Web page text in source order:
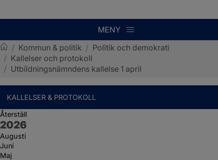
MENY
Sotenäs kommun
/ Kommun & politik / Politik och demokrati
/ Kallelser och protokoll
/ Utbildningsnämndens kallelse 1 april
KALLELSER & PROTOKOLL
Återställ
År:
2026
Augusti
Juni
Maj